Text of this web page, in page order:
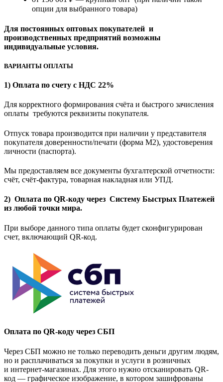
опции для выбранного товара)
Для постоянных оптовых покупателей и
производственных предприятий возможны
индивидуальные условия.
ВАРИАНТЫ ОПЛАТЫ
1) Оплата по счету с НДС 22%
Для корректного формирования счёта и быстрого зачисления
оплаты требуются реквизиты покупателя.
Отпуск товара производится при наличии у представителя
покупателя доверенности/печати (форма M2), удостоверения
личности (паспорта).
Мы предоставляем все документы бухгалтерской отчетности:
счёт, счёт-фактура, товарная накладная или УПД.
2) Оплата по QR-коду через Систему Быстрых Платежей
из любой точки мира.
При выборе данного типа оплаты будет сконфигурирован
счет, включающий QR-код.
Оплата по QR-коду через СБП
Через СБП можно не только переводить деньги другим людям,
но и расплачиваться за покупки и услуги в розничных
и интернет-магазинах. Для этого нужно отсканировать QR-
код — графическое изображение, в котором зашифрованы